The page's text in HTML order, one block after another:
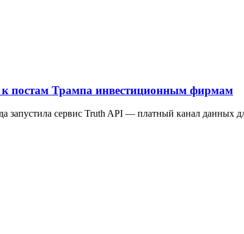
к постам Трампа инвестиционным фирмам
запустила сервис Truth API — платный канал данных